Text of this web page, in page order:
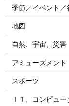
季節／イベント／
地図
自然、宇宙、災害
アミューズメント
スポーツ
ＩＴ、コンピュ